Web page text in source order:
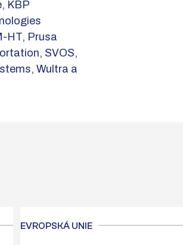
KBP
HT, Prusa
SVOS,
Wultra a
EVROPSKÁ UNIE